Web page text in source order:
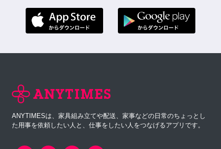
ANYTIMESは、家具組み立てや配送、家事などの日常のちょっとし
た用事を依頼したい人と、仕事をしたい人をつなげるアプリです。